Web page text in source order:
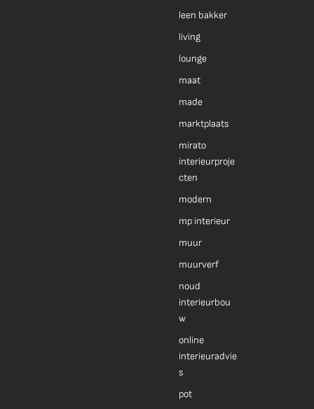
leen bakker
living
lounge
maat
made
marktplaats
mirato
interieurproje
cten
modern
mp interieur
muur
muurverf
noud
interieurbou
w
online
interieuradvie
s
pot